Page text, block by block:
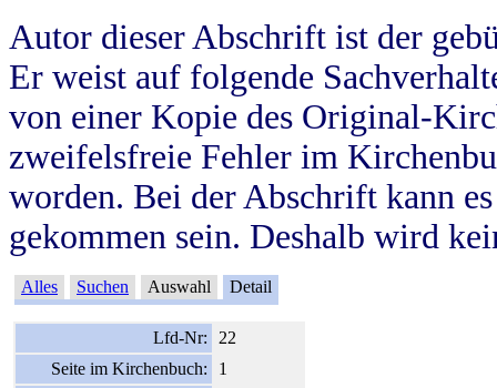
Autor dieser Abschrift ist der
Er weist auf folgende
von einer Kopie des Original-
zweifelsfreie Fehler im
worden. Bei der Abschrift kann
gekommen sein. Deshalb wird
Alles Suchen Auswahl Detail
Lfd-Nr:
22
Seite im Kirchenbuch:
1